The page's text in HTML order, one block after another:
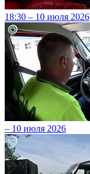
18:30 – 10 июля 2026
– 10 июля 2026